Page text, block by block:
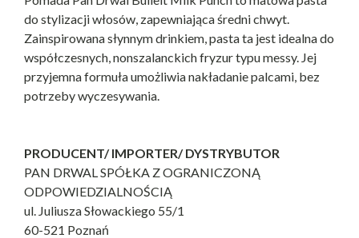
do stylizacji włosów, zapewniająca średni chwyt.
Zainspirowana słynnym drinkiem, pasta ta jest idealna do
współczesnych, nonszalanckich fryzur typu messy. Jej
przyjemna formuła umożliwia nakładanie palcami, bez
potrzeby wyczesywania.
PRODUCENT/ IMPORTER/ DYSTRYBUTOR
PAN DRWAL SPÓŁKA Z OGRANICZONĄ
ODPOWIEDZIALNOŚCIĄ
ul. Juliusza Słowackiego 55/1
60-521 Poznań